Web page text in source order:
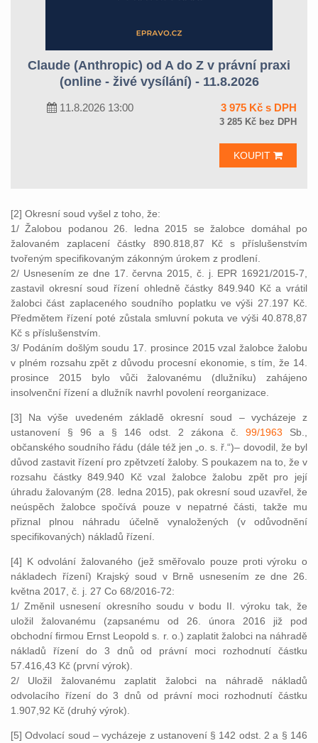
Claude (Anthropic) od A do Z v právní praxi
(online - živé vysílání) - 11.8.2026
11.8.2026 13:00 3 975 Kč s DPH
3 285 Kč bez DPH
KOUPIT
[2] Okresní soud vyšel z toho, že:
1/ Žalobou podanou 26. ledna 2015 se žalobce domáhal po
žalovaném zaplacení částky 890.818,87 Kč s příslušenstvím
tvořeným specifikovaným zákonným úrokem z prodlení.
2/ Usnesením ze dne 17. června 2015, č. j. EPR 16921/2015-7,
zastavil okresní soud řízení ohledně částky 849.940 Kč a vrátil
žalobci část zaplaceného soudního poplatku ve výši 27.197 Kč.
Předmětem řízení poté zůstala smluvní pokuta ve výši 40.878,87
Kč s příslušenstvím.
3/ Podáním došlým soudu 17. prosince 2015 vzal žalobce žalobu
v plném rozsahu zpět z důvodu procesní ekonomie, s tím, že 14.
prosince 2015 bylo vůči žalovanému (dlužníku) zahájeno
insolvenční řízení a dlužník navrhl povolení reorganizace.
[3] Na výše uvedeném základě okresní soud – vycházeje z
ustanovení § 96 a § 146 odst. 2 zákona č. 99/1963 Sb.,
občanského soudního řádu (dále též jen „o. s. ř.“)– dovodil, že byl
důvod zastavit řízení pro zpětvzetí žaloby. S poukazem na to, že v
rozsahu částky 849.940 Kč vzal žalobce žalobu zpět pro její
úhradu žalovaným (28. ledna 2015), pak okresní soud uzavřel, že
neúspěch žalobce spočívá pouze v nepatrné části, takže mu
přiznal plnou náhradu účelně vynaložených (v odůvodnění
specifikovaných) nákladů řízení.
[4] K odvolání žalovaného (jež směřovalo pouze proti výroku o
nákladech řízení) Krajský soud v Brně usnesením ze dne 26.
května 2017, č. j. 27 Co 68/2016-72:
1/ Změnil usnesení okresního soudu v bodu II. výroku tak, že
uložil žalovanému (zapsanému od 26. února 2016 již pod
obchodní firmou Ernst Leopold s. r. o.) zaplatit žalobci na náhradě
nákladů řízení do 3 dnů od právní moci rozhodnutí částku
57.416,43 Kč (první výrok).
2/ Uložil žalovanému zaplatit žalobci na náhradě nákladů
odvolacího řízení do 3 dnů od právní moci rozhodnutí částku
1.907,92 Kč (druhý výrok).
[5] Odvolací soud – vycházeje z ustanovení § 142 odst. 2 a § 146